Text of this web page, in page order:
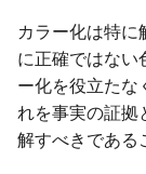
カラー化は特に
に正確ではない
ー化を役立たな
れを事実の証拠
解すべきである